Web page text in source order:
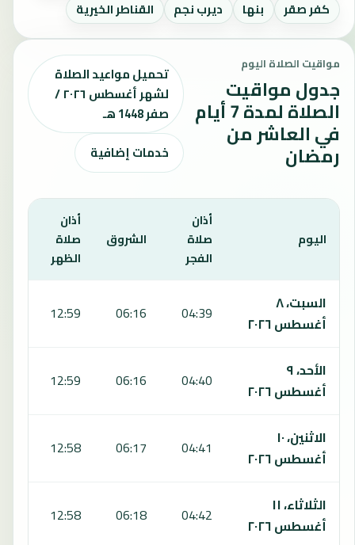
كفر صقر بنها ديرب نجم القناطر الخيرية
مواقيت الصلاة اليوم
جدول مواقيت
الصلاة لمدة 7 أيام
في العاشر من
رمضان
تحميل مواعيد الصلاة
لشهر أغسطس ٢٠٢٦ /
صفر 1448 هـ
خدمات إضافية
اليوم
أذان
صلاة
الفجر
الشروق
أذان
صلاة
الظهر
السبت، ٨
أغسطس ٢٠٢٦
04:39
06:16
12:59
الأحد، ٩
أغسطس ٢٠٢٦
04:40
06:16
12:59
الاثنين، ١٠
أغسطس ٢٠٢٦
04:41
06:17
12:58
الثلاثاء، ١١
أغسطس ٢٠٢٦
04:42
06:18
12:58